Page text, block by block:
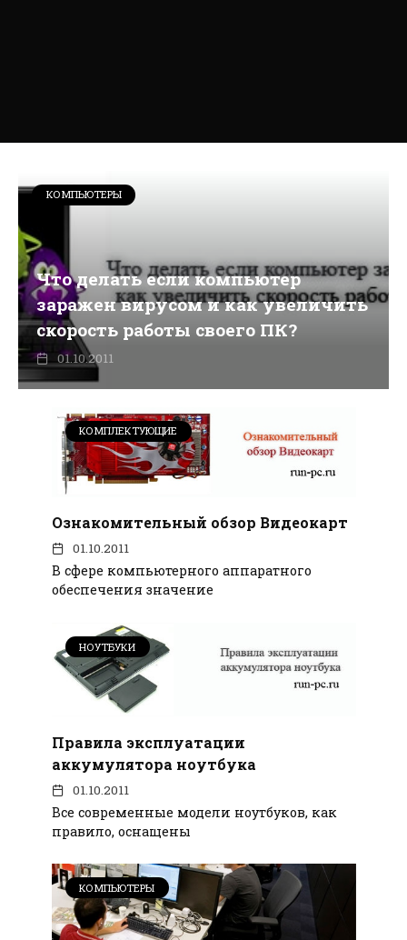
КОМПЬЮТЕРЫ
Что делать если компьютер
заражен вирусом и как увеличить
скорость работы своего ПК?
01.10.2011
КОМПЛЕКТУЮЩИЕ
Ознакомительный обзор Видеокарт
01.10.2011
В сфере компьютерного аппаратного
обеспечения значение
НОУТБУКИ
Правила эксплуатации
аккумулятора ноутбука
01.10.2011
Все современные модели ноутбуков, как
правило, оснащены
КОМПЬЮТЕРЫ